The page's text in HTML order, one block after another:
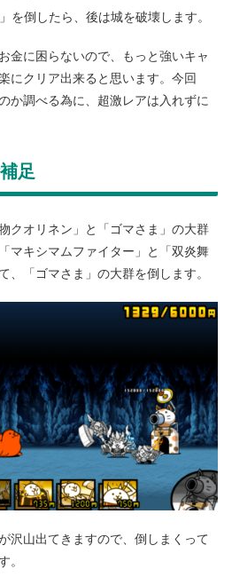
を倒したら、後は城を破壊します。
金に困らないので、もっと強いキャ
にクリア出来ると思います。今回
か調べる為に、超激レアは入れずに
足
クオリネン」と「ゴマさま」の大群
マキシマムファイター」と「双炎舞
、「ゴマさま」の大群を倒します。
沢山出てきますので、倒しまくって
。